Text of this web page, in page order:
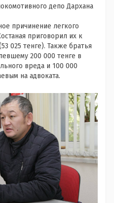
депо Дархана
причинение легкого
приговорил их к
025 тенге). Также братья
200 000 тенге в
вреда и 100 000
на адвоката.